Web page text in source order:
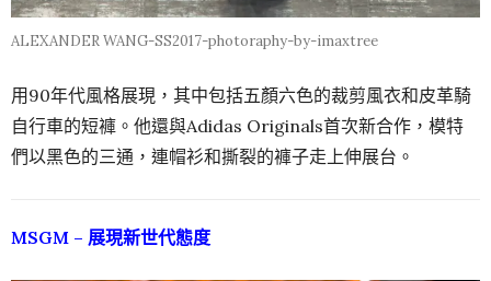
ALEXANDER WANG-SS2017-photoraphy-by-imaxtree
用90年代風格展現，其中包括五顏六色的裁剪風衣和皮革騎
自行​​車的短褲。他還與Adidas Originals首次新合作，模特
們以黑色的三通，連帽衫和撕裂的褲子走上伸展台。
MSGM – 展現新世代態度